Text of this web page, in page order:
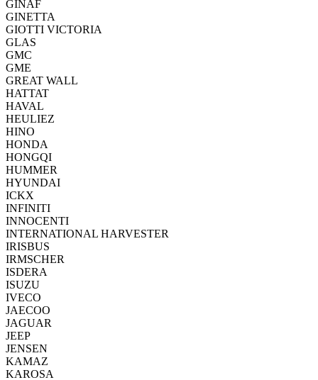
GINAF
GINETTA
GIOTTI VICTORIA
GLAS
GMC
GME
GREAT WALL
HATTAT
HAVAL
HEULIEZ
HINO
HONDA
HONGQI
HUMMER
HYUNDAI
ICKX
INFINITI
INNOCENTI
INTERNATIONAL HARVESTER
IRISBUS
IRMSCHER
ISDERA
ISUZU
IVECO
JAECOO
JAGUAR
JEEP
JENSEN
KAMAZ
KAROSA